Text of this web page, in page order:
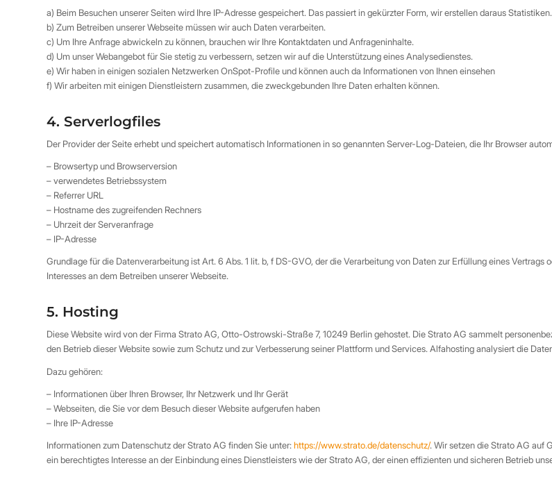
a) Beim Besuchen unserer Seiten wird Ihre IP-Adresse gespeichert. Das passiert in gekürzter Form, wir erstellen daraus Statistiken.
b) Zum Betreiben unserer Webseite müssen wir auch Daten verarbeiten.
c) Um Ihre Anfrage abwickeln zu können, brauchen wir Ihre Kontaktdaten und Anfrageninhalte.
d) Um unser Webangebot für Sie stetig zu verbessern, setzen wir auf die Unterstützung eines Analysedienstes.
e) Wir haben in einigen sozialen Netzwerken OnSpot-Profile und können auch da Informationen von Ihnen einsehen
f) Wir arbeiten mit einigen Dienstleistern zusammen, die zweckgebunden Ihre Daten erhalten können.
4. Serverlogfiles
Der Provider der Seite erhebt und speichert automatisch Informationen in so genannten Server-Log-Dateien, die Ihr Browser
– Browsertyp und Browserversion
– verwendetes Betriebssystem
– Referrer URL
– Hostname des zugreifenden Rechners
– Uhrzeit der Serveranfrage
– IP-Adresse
Grundlage für die Datenverarbeitung ist Art. 6 Abs. 1 lit. b, f DS-GVO, der die Verarbeitung von Daten zur Erfüllung eines
Interesses an dem Betreiben unserer Webseite.
5. Hosting
Diese Website wird von der Firma Strato AG, Otto-Ostrowski-Straße 7, 10249 Berlin gehostet. Die Strato AG sammelt
den Betrieb dieser Website sowie zum Schutz und zur Verbesserung seiner Plattform und Services. Alfahosting analysiert die
Dazu gehören:
– Informationen über Ihren Browser, Ihr Netzwerk und Ihr Gerät
– Webseiten, die Sie vor dem Besuch dieser Website aufgerufen haben
– Ihre IP-Adresse
Informationen zum Datenschutz der Strato AG finden Sie unter:https://www.strato.de/datenschutz/. Wir setzen die Strato AG auf
ein berechtigtes Interesse an der Einbindung eines Dienstleisters wie der Strato AG, der einen effizienten und sicheren Betrieb